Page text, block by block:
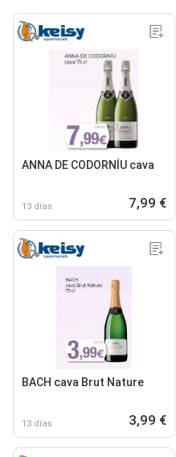
ANNA DE CODORNÍU cava
13 días 7,99 €
BACH cava Brut Nature
13 días 3,99 €